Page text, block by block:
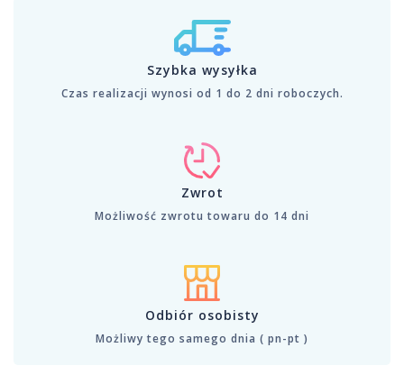
Szybka wysyłka
Czas realizacji wynosi od 1 do 2 dni roboczych.
Zwrot
Możliwość zwrotu towaru do 14 dni
Odbiór osobisty
Możliwy tego samego dnia ( pn-pt )